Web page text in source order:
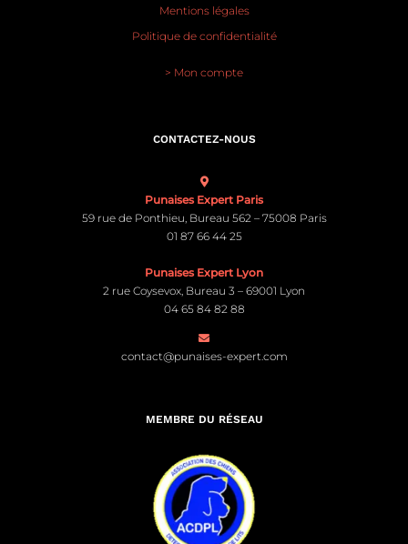
Mentions légales
Politique de confidentialité
> Mon compte
CONTACTEZ-NOUS
Punaises Expert Paris
59 rue de Ponthieu, Bureau 562 – 75008 Paris
01 87 66 44 25
Punaises Expert Lyon
2 rue Coysevox, Bureau 3 – 69001 Lyon
04 65 84 82 88
contact@punaises-expert.com
MEMBRE DU RÉSEAU